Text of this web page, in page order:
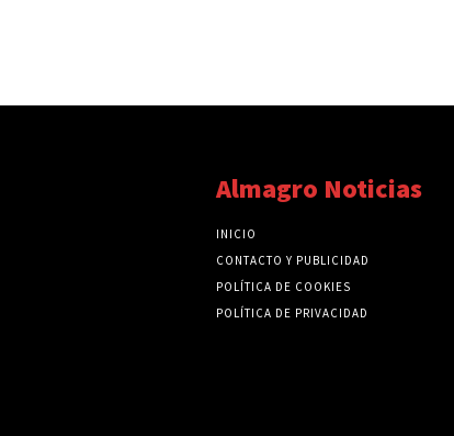
Almagro Noticias
INICIO
CONTACTO Y PUBLICIDAD
POLÍTICA DE COOKIES
POLÍTICA DE PRIVACIDAD